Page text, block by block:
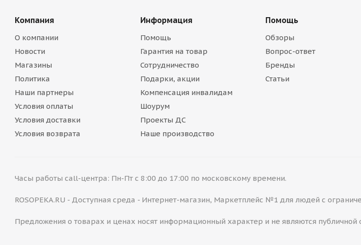
Компания
О компании
Новости
Магазины
Политика
Наши партнеры
Условия оплаты
Условия доставки
Условия возврата
Информация
Помощь
Гарантия на товар
Сотрудничество
Подарки, акции
Компенсация инвалидам
Шоурум
Проекты ДС
Наше производство
Помощь
Обзоры
Вопрос-ответ
Бренды
Статьи
Часы работы call-центра: Пн-Пт с 8:00 до 17:00 по московскому времени.
ROSOPEKA.RU - Доступная среда - Интернет-магазин, Маркетплейс №1 для людей с
Предложения о товарах и ценах носят информационный характер и не являются публичной